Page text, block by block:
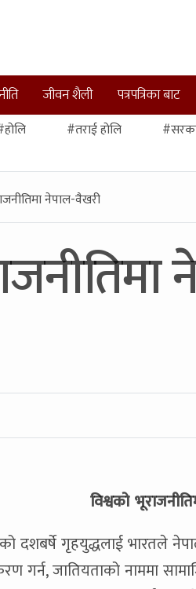
जीवन शैली पत्रपत्रिका बाट
#तराई होलि
नेपाल-वैखरी
विश्वको
दशबर्षे गृहयुद्धलाई भारतले
गर्न, जातियताको नाममा